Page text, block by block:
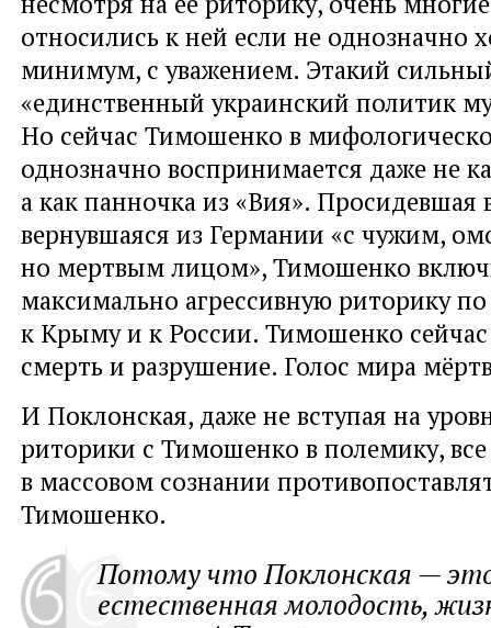
относились к ней если не однозначно
минимум, с уважением. Этакий
«единственный украинский политик
Но сейчас Тимошенко в
однозначно воспринимается даже не
а как панночка из «Вия». Просидевшая
вернувшаяся из Германии «с чужим,
но мертвым лицом», Тимошенко
максимально агрессивную риторику
к Крыму и к России. Тимошенко
смерть и разрушение. Голос мира
И Поклонская, даже не вступая на
риторики с Тимошенко в полемику, все
в массовом сознании
Тимошенко.
Потому что Поклонская —
естественная молодость,